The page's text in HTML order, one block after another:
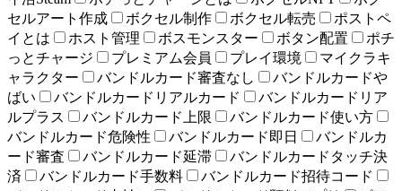
セルアート作成
ボクセル制作 ボクセル転売
ポストペ
イとは
ホスト管理 ボスモンスター ボタン配置
ポチ
っとチャージ
プレミアム会員 プレイ環境
マイクラキ
ャラクター
バンドルカード審査なし
バンドルカードや
ばい
バンドルカードリアルカード
バンドルカードリア
ルプラス
バンドルカード上限
バンドルカード使い方
バンドルカード危険性
バンドルカード即日
バンドルカ
ード審査
バンドルカード延滞
バンドルカードタッチ決
済
バンドルカード手数料
バンドルカード招待コード